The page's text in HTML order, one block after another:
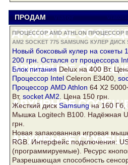
ПРОДАМ Viator
ПРОЦЕССОР AMD ATHLON ПРОЦЕССОР
AM2 SOCKET 775 SAMSUNG КУЛЕР ДИСК
Новый боксовый кулер на сокеты
200 грн. Остался от процессора
Блок питания Delux на 400 Вт.
Процессор Intel Celeron E3400,
Процессор AMD Athlon 64 Х2
Вт, socket AM2 . Цена 150 грн.
Жесткий диск Samsungна 160 Гб,
Мышка Logitech B100. Надёжная
грн.
Новая запакованная игровая
RGB. Интерфейс подключения:
(программируемые). Ресурс
Разрешающая способность